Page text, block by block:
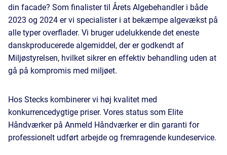
din facade? Som finalister til Årets Algebehandler i både
2023 og 2024 er vi specialister i at bekæmpe algevækst på
alle typer overflader. Vi bruger udelukkende det eneste
danskproducerede algemiddel, der er godkendt af
Miljøstyrelsen, hvilket sikrer en effektiv behandling uden at
gå på kompromis med miljøet.
Hos Stecks kombinerer vi høj kvalitet med
konkurrencedygtige priser. Vores status som Elite
Håndværker på Anmeld Håndværker er din garanti for
professionelt udført arbejde og fremragende kundeservice.